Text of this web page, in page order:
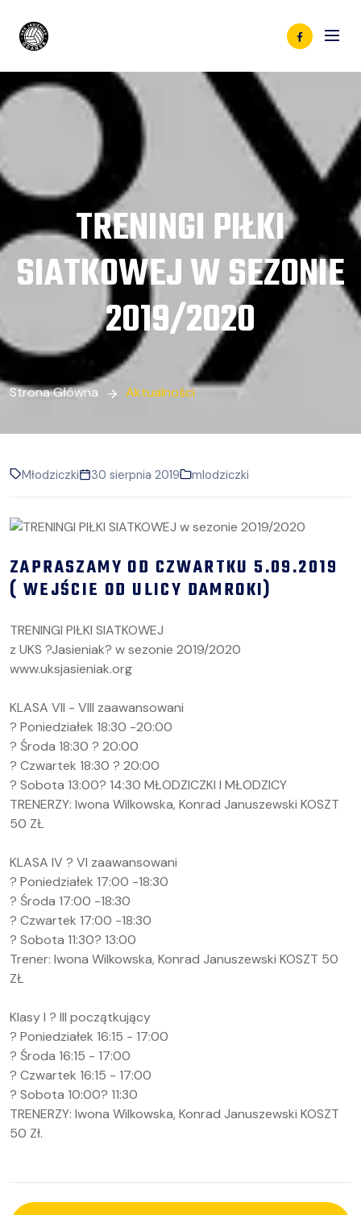
TRENINGI PIŁKI
SIATKOWEJ W SEZONIE
2019/2020
Strona Główna Aktualności
Młodziczki 30 sierpnia 2019 mlodziczki
ZAPRASZAMY OD CZWARTKU 5.09.2019
( WEJŚCIE OD ULICY DAMROKI)
TRENINGI PIŁKI SIATKOWEJ
z UKS ?Jasieniak? w sezonie 2019/2020
www.uksjasieniak.org
KLASA VII - VIII zaawansowani
? Poniedziałek 18:30 -20:00
? Środa 18:30 ? 20:00
? Czwartek 18:30 ? 20:00
? Sobota 13:00? 14:30 MŁODZICZKI I MŁODZICY
TRENERZY: Iwona Wilkowska, Konrad Januszewski KOSZT
50 ZŁ
KLASA IV ? VI zaawansowani
? Poniedziałek 17:00 -18:30
? Środa 17:00 -18:30
? Czwartek 17:00 -18:30
? Sobota 11:30? 13:00
Trener: Iwona Wilkowska, Konrad Januszewski KOSZT 50
ZŁ
Klasy I ? III początkujący
? Poniedziałek 16:15 - 17:00
? Środa 16:15 - 17:00
? Czwartek 16:15 - 17:00
? Sobota 10:00? 11:30
TRENERZY: Iwona Wilkowska, Konrad Januszewski KOSZT
50 Zł.